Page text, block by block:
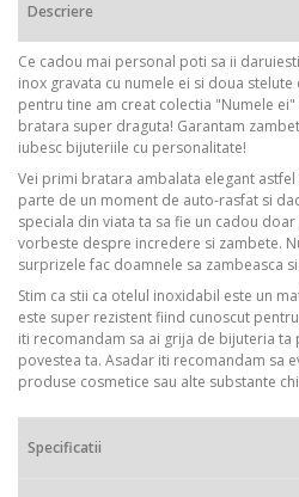
Descriere
Ce cadou mai personal poti sa ii
inox gravata cu numele ei si doua stelute
pentru tine am creat colectia "Numele
bratara super draguta! Garantam
iubesc bijuteriile cu personalitate!
Vei primi bratara ambalata elegant
parte de un moment de auto-rasfat si
speciala din viata ta sa fie un cadou
vorbeste despre incredere si zambete.
surprizele fac doamnele sa zambeasca
Stim ca stii ca otelul inoxidabil este un
este super rezistent fiind cunoscut
iti recomandam sa ai grija de bijuteria ta
povestea ta. Asadar iti recomandam sa
produse cosmetice sau alte substante
Specificatii